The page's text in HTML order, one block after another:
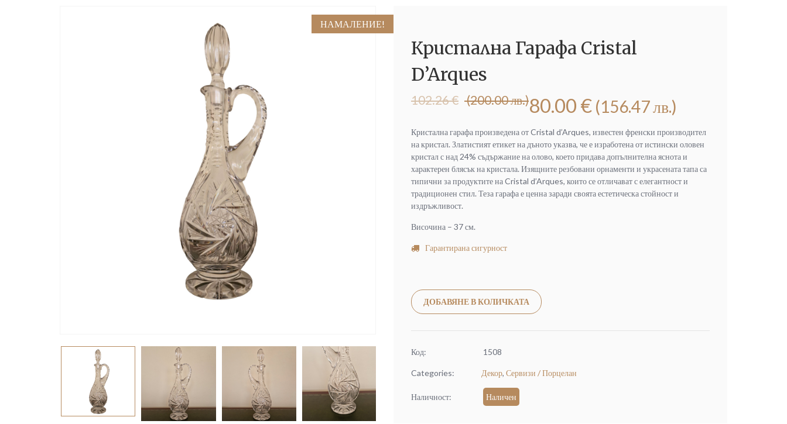
НАМАЛЕНИЕ!
Кристална Гарафа Cristal
D’Arques
102.26€ (200.00 лв.)
Original
102.26 €
(200.00
лв.).
80.00 € (156.47 лв.)
Текущата
80.00 €
(156.47
лв.).
Кристална гарафа произведена от Cristal d’Arques, известен френски производител
на кристал. Златистият етикет на дъното указва, че е изработена от истински оловен
кристал с над 24% съдържание на олово, което придава допълнителна яснота и
характерен блясък на кристала. Изящните резбовани орнаменти и украсената тапа са
типични за продуктите на Cristal d’Arques, които се отличават с елегантност и
традиционен стил. Теза гарафа е ценна заради своята естетическа стойност и
издръжливост.
Височина – 37 см.
Гарантирана сигурност
ДОБАВЯНЕ В КОЛИЧКАТА
Код: 1508
Categories: Декор, Сервизи / Порцелан
Наличност: Наличен